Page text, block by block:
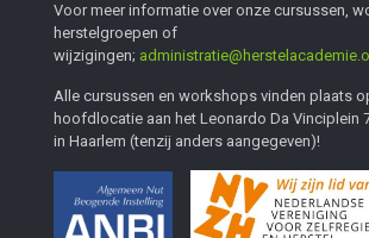
Voor meer informatie over onze cursussen,
herstelgroepen of
wijzigingen;
Alle cursussen en workshops vinden plaats
hoofdlocatie aan het Leonardo Da Vinciplein
in Haarlem (tenzij anders aangegeven)!